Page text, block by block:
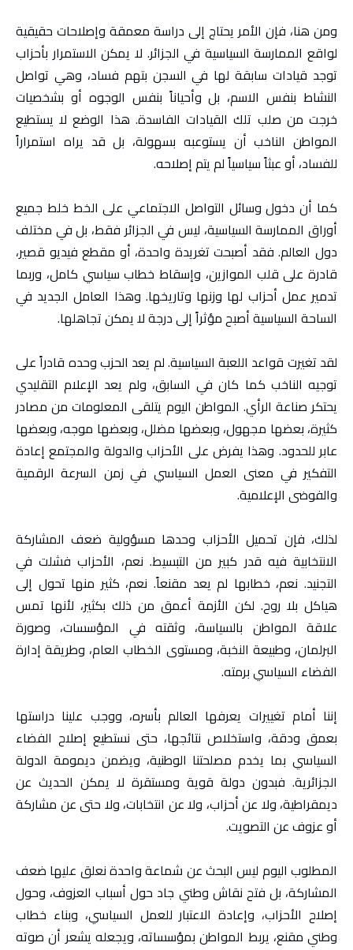
ومن هنا، فإن الأمر يحتاج إلى دراسة معمقة وإصلاحات حقيقية
لواقع الممارسة السياسية في الجزائر. لا يمكن الاستمرار بأحزاب
توجد قيادات سابقة لها في السجن بتهم فساد، وهي تواصل
النشاط بنفس الاسم، بل وأحياناً بنفس الوجوه أو بشخصيات
خرجت من صلب تلك القيادات الفاسدة. هذا الوضع لا يستطيع
المواطن الناخب أن يستوعبه بسهولة، بل قد يراه استمراراً
للفساد، أو عبثاً سياسياً لم يتم إصلاحه.
كما أن دخول وسائل التواصل الاجتماعي على الخط خلط جميع
أوراق الممارسة السياسية، ليس في الجزائر فقط، بل في مختلف
دول العالم. فقد أصبحت تغريدة واحدة، أو مقطع فيديو قصير،
قادرة على قلب الموازين، وإسقاط خطاب سياسي كامل، وربما
تدمير عمل أحزاب لها وزنها وتاريخها. وهذا العامل الجديد في
الساحة السياسية أصبح مؤثراً إلى درجة لا يمكن تجاهلها.
لقد تغيرت قواعد اللعبة السياسية. لم يعد الحزب وحده قادراً على
توجيه الناخب كما كان في السابق، ولم يعد الإعلام التقليدي
يحتكر صناعة الرأي. المواطن اليوم يتلقى المعلومات من مصادر
كثيرة، بعضها مجهول، وبعضها مضلل، وبعضها موجه، وبعضها
عابر للحدود. وهذا يفرض على الأحزاب والدولة والمجتمع إعادة
التفكير في معنى العمل السياسي في زمن السرعة الرقمية
والفوضى الإعلامية.
لذلك، فإن تحميل الأحزاب وحدها مسؤولية ضعف المشاركة
الانتخابية فيه قدر كبير من التبسيط. نعم، الأحزاب فشلت في
التجنيد. نعم، خطابها لم يعد مقنعاً. نعم، كثير منها تحول إلى
هياكل بلا روح. لكن الأزمة أعمق من ذلك بكثير، لأنها تمس
علاقة المواطن بالسياسة، وثقته في المؤسسات، وصورة
البرلمان، وطبيعة النخبة، ومستوى الخطاب العام، وطريقة إدارة
الفضاء السياسي برمته.
إننا أمام تغييرات يعرفها العالم بأسره، ووجب علينا دراستها
بعمق ودقة، واستخلاص نتائجها، حتى نستطيع إصلاح الفضاء
السياسي بما يخدم مصلحتنا الوطنية، ويضمن ديمومة الدولة
الجزائرية. فبدون دولة قوية ومستقرة لا يمكن الحديث عن
ديمقراطية، ولا عن أحزاب، ولا عن انتخابات، ولا حتى عن مشاركة
أو عزوف عن التصويت.
المطلوب اليوم ليس البحث عن شماعة واحدة نعلق عليها ضعف
المشاركة، بل فتح نقاش وطني جاد حول أسباب العزوف، وحول
إصلاح الأحزاب، وإعادة الاعتبار للعمل السياسي، وبناء خطاب
وطني مقنع، يربط المواطن بمؤسساته، ويجعله يشعر أن صوته